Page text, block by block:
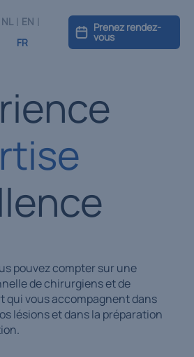
NL | EN |
FR
Prenez rendez-
vous
pouvez compter sur une
de chirurgiens et de
qui vous accompagnent dans
lésions et dans la préparation